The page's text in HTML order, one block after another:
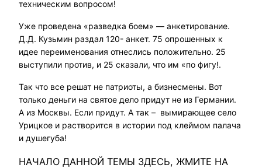
техническим вопросом!
Уже проведена «разведка боем» — анкетирование.
Д.Д. Кузьмин раздал 120- анкет. 75 опрошенных к
идее переименования отнеслись положительно. 25
выступили против, и 25 сказали, что им «по фигу!.
Так что все решат не патриоты, а бизнесмены. Вот
только деньги на святое дело придут не из Германии.
А из Москвы. Если придут. А так – вымирающее село
Урицкое и растворится в истории под клеймом палача
и душегуба!
НАЧАЛО ДАННОЙ ТЕМЫ ЗДЕСЬ, ЖМИТЕ НА